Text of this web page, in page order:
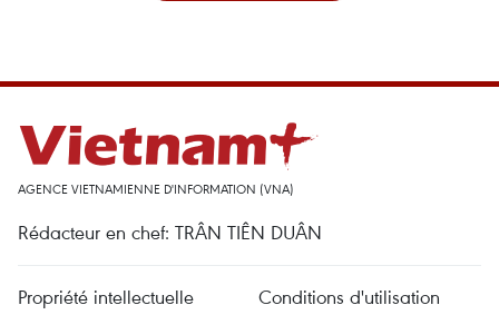
AGENCE VIETNAMIENNE D'INFORMATION (VNA)
Rédacteur en chef: TRÂN TIÊN DUÂN
Propriété intellectuelle
Conditions d'utilisation